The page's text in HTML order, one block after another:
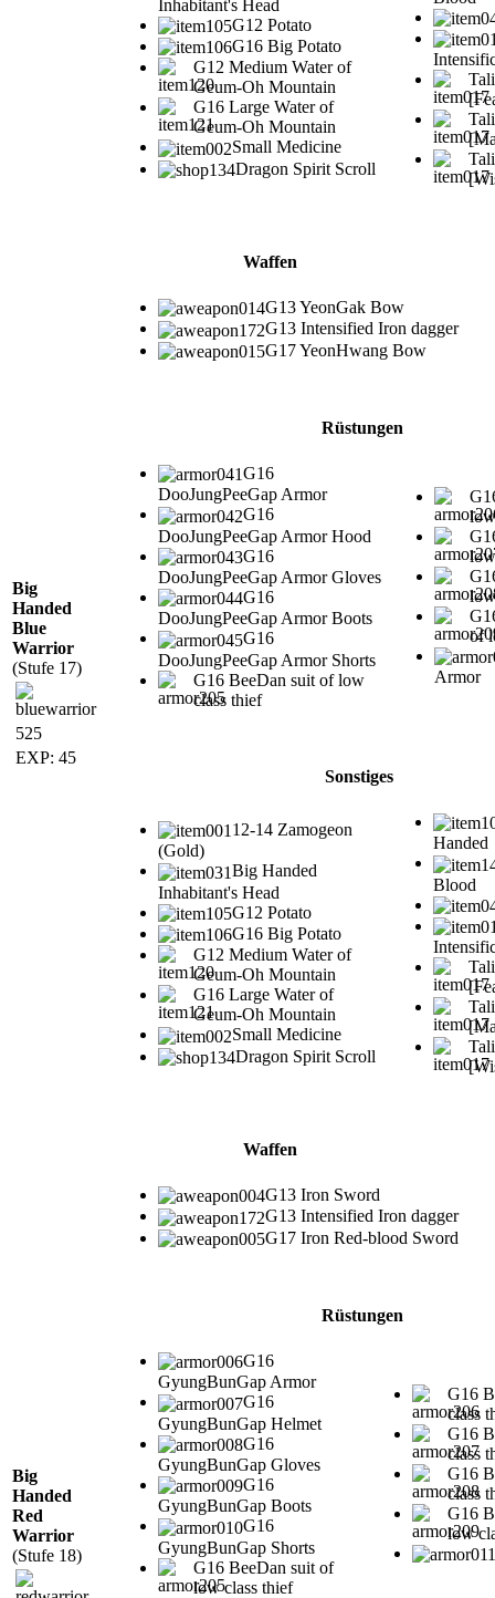
Inhabitant's Head
G12 Potato
G16 Big Potato
G12 Medium Water of
Geum-Oh Mountain
G16 Large Water of
Geum-Oh Mountain
Small Medicine
Dragon Spirit Scroll
Big
Handed
Blue
Warrior
(Stufe 17)
525
EXP: 45
Waffen
G13 YeonGak Bow
G13 Intensified Iron dagger
G17 YeonHwang Bow
Rüstungen
G16
DooJungPeeGap Armor
G16
DooJungPeeGap Armor Hood
G16
DooJungPeeGap Armor Gloves
G16
DooJungPeeGap Armor Boots
G16
DooJungPeeGap Armor Shorts
G16 BeeDan suit of low
class thief
of
Armor
Sonstiges
12-14 Zamogeon
(Gold)
Big Handed
Inhabitant's Head
G12 Potato
G16 Big Potato
G12 Medium Water of
Geum-Oh Mountain
G16 Large Water of
Geum-Oh Mountain
Small Medicine
Dragon Spirit Scroll
Handed
Blood
Big
Handed
Red
Warrior
(Stufe 18)
Waffen
G13 Iron Sword
G13 Intensified Iron dagger
G17 Iron Red-blood Sword
Rüstungen
G16
GyungBunGap Armor
G16
GyungBunGap Helmet
G16
GyungBunGap Gloves
G16
GyungBunGap Boots
G16
GyungBunGap Shorts
G16 BeeDan suit of
low class thief
G16
class
G16
class
G16
class
G16
low